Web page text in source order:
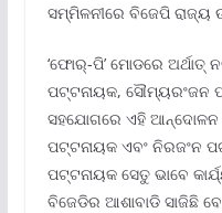
ସମ୍ମିଳନୀରେ ବିଜେପି ରାଜ୍ୟ
‘ଫୋର୍-ପି’ ମୋଡରେ ଅର୍ଥାତ୍
ପଟ୍ଟନାୟକ, ସୌମ୍ୟରଂଜନ
ସହଯୋଗରେ ଏହି ଆନ୍ଦୋଳନ
ପଟ୍ଟନାୟକ ଏବଂ ନିରଜଂନ
ପଟ୍ଟନାୟକ ସେତୁ ଭାବେ
ବିଜେଡିର ଆଶାବାଡି ସାଜିଛି